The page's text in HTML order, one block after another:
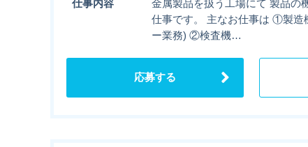
仕事内容
金属製品を扱う工場にて 製品の
仕事です。 主なお仕事は ①製造
ー業務) ②検査機…
応募する